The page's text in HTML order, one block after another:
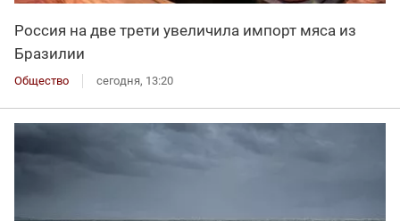
Россия на две трети увеличила импорт мяса из
Бразилии
Общество сегодня, 13:20